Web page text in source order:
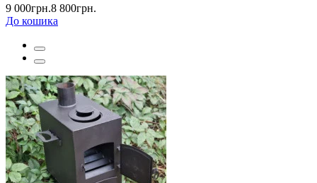
9 000грн.8 800грн.
До кошика